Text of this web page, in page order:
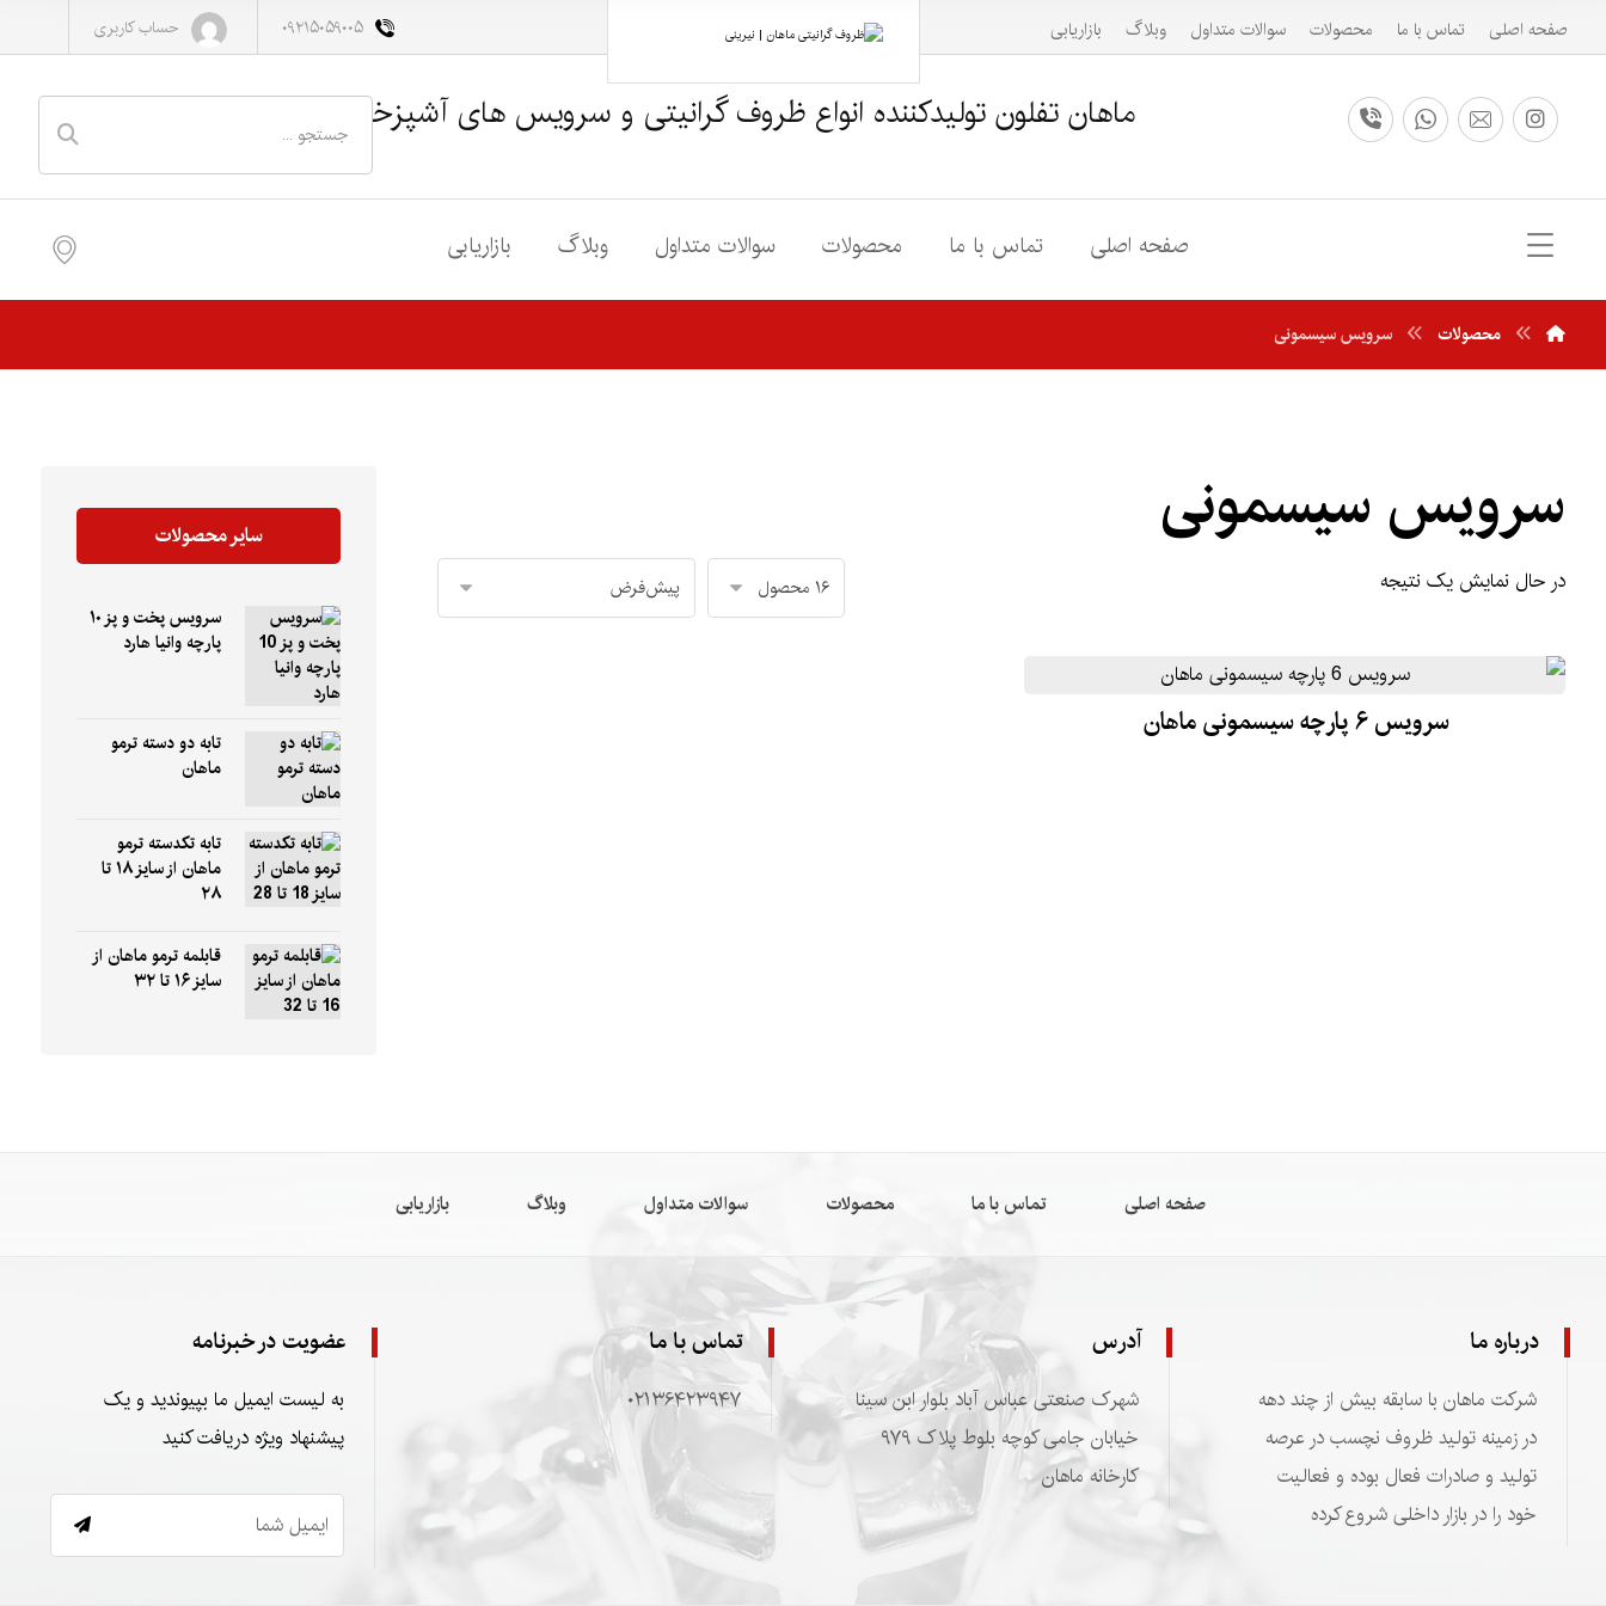
صفحه اصلی تماس با ما محصولات سوالات متداول وبلاگ بازاریابی حساب کاربری ۰۹۲۱۵۰۵۹۰۰۵
ماهان تفلون تولیدکننده انواع ظروف گرانیتی و سرویس های آشپزخانه
صفحه اصلی تماس با ما محصولات سوالات متداول وبلاگ بازاریابی
محصولات سرویس سیسمونی
سرویس سیسمونی
در حال نمایش یک نتیجه
سرویس ۶ پارچه سیسمونی ماهان
سایر محصولات
سرویس پخت و پز ۱۰
پارچه وانیا هارد
تابه دو دسته ترمو
ماهان
تابه تکدسته ترمو
ماهان از سایز ۱۸ تا
۲۸
قابلمه ترمو ماهان از
سایز ۱۶ تا ۳۲
صفحه اصلی تماس با ما محصولات سوالات متداول وبلاگ بازاریابی
درباره ما
شرکت ماهان با سابقه بیش از چند دهه
در زمینه تولید ظروف نچسب در عرصه
تولید و صادرات فعال بوده و فعالیت
خود را در بازار داخلی شروع کرده
آدرس
شهرک صنعتی عباس آباد بلوار ابن سینا
خیابان جامی کوچه بلوط پلاک ۹۷۹
کارخانه ماهان
تماس با ما
۰۲۱۳۶۴۲۳۹۴۷
عضویت در خبرنامه
به لیست ایمیل ما بپیوندید و یک
پیشنهاد ویژه دریافت کنید